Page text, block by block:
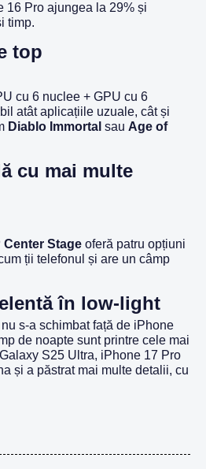
16 Pro ajungea la 29% și
timp.
top
cu 6 nuclee + GPU cu 6
atât aplicațiile uzuale, cât și
Diablo Immortal sau Age of
cu mai multe
Center Stage oferă patru opțiuni
ții telefonul și are un câmp
în low-light
s-a schimbat față de iPhone
de noapte sunt printre cele mai
S25 Ultra, iPhone 17 Pro
și a păstrat mai multe detalii, cu